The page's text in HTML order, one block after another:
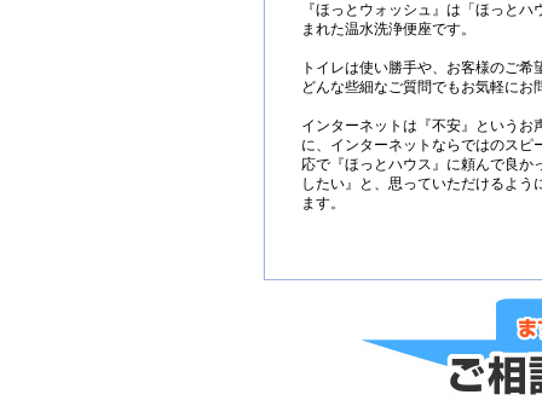
『ほっとウォッシュ』は「ほっと
まれた温水洗浄便座です。
トイレは使い勝手や、お客様のご
どんな些細なご質問でもお気軽にお
インターネットは『不安』というお
に、インターネットならではのスピ
応で『ほっとハウス』に頼んで良か
したい』と、思っていただけるよう
ます。